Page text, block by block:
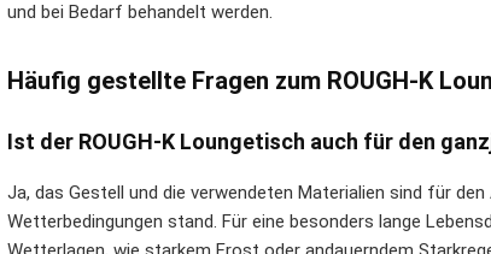
und bei Bedarf behandelt werden.
Häufig gestellte Fragen zum ROUGH-K
Ist der ROUGH-K Loungetisch auch für den
Ja, das Gestell und die verwendeten Materialien sind für
Wetterbedingungen stand. Für eine besonders lange